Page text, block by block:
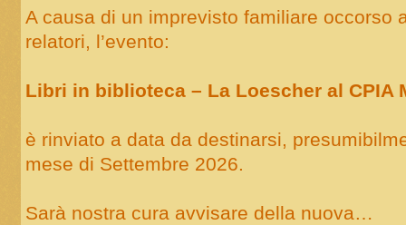
A causa di un imprevisto familiare occorso
relatori, l’evento:
Libri in biblioteca – La Loescher al CPIA
è rinviato a data da destinarsi,
mese di Settembre 2026.
Sarà nostra cura avvisare della nuova…